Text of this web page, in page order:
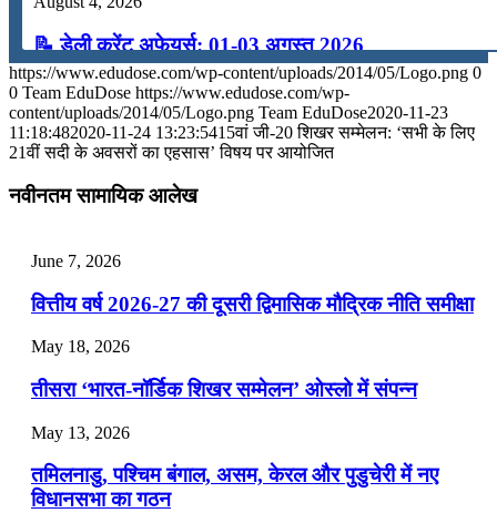
📝 डेली करेंट अफेयर्स: 01-03 अगस्त 2026
July 31, 2026
📝 डेली करेंट अफेयर्स: 28-31 जुलाई 2026
July 25, 2026
📝 डेली करेंट अफेयर्स: 22-24 जुलाई 2026
July 22, 2026
📝 डेली करेंट अफेयर्स: 19-21 जुलाई 2026
July 19, 2026
📝 डेली करेंट अफेयर्स: 16-18 जुलाई 2026
https://www.edudose.com/wp-content/uploads/2014/05/Logo.png 0
0 Team EduDose https://www.edudose.com/wp-
content/uploads/2014/05/Logo.png Team EduDose2020-11-23
11:18:482020-11-24 13:23:5415वां जी-20 शिखर सम्मेलन: ‘सभी के लिए
21वीं सदी के अवसरों का एहसास’ विषय पर आयोजित
नवीनतम सामायिक आलेख
June 7, 2026
वित्तीय वर्ष 2026-27 की दूसरी द्विमासिक मौद्रिक नीति समीक्षा
May 18, 2026
तीसरा ‘भारत-नॉर्डिक शिखर सम्मेलन’ ओस्लो में संपन्न
May 13, 2026
तमिलनाडु, पश्चिम बंगाल, असम, केरल और पुडुचेरी में नए
विधानसभा का गठन